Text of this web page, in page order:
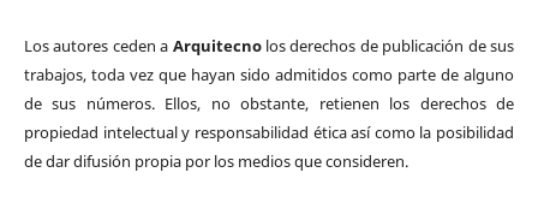
Los autores ceden a Arquitecnolos derechos de publicación de sus
trabajos, toda vez que hayan sido admitidos como parte de alguno
de sus números. Ellos, no obstante, retienen los derechos de
propiedad intelectual y responsabilidad ética así como la posibilidad
de dar difusión propia por los medios que consideren.